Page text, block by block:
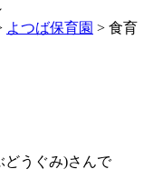
よつば保育園 > 食育
どうぐみ)さんで